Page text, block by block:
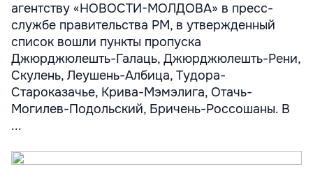
агентству «НОВОСТИ-МОЛДОВА» в пресс-
службе правительства РМ, в утвержденный
список вошли пункты пропуска
Джюрджюлешть-Галаць, Джюрджюлешть-Рени,
Скулень, Леушень-Албица, Тудора-
Староказачье, Крива-Мэмэлига, Отачь-
Могилев-Подольский, Бричень-Россошаны. В
...